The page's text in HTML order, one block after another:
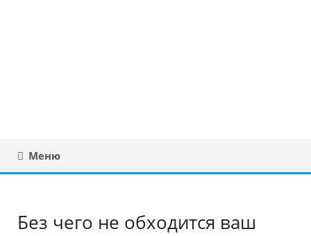
Меню
Без чего не обходится ваш